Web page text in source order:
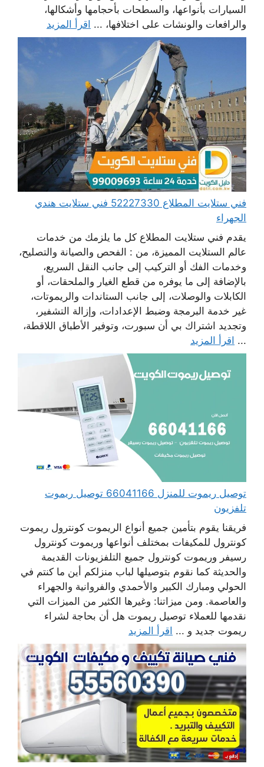
السيارات بأنواعها، والسطحات بأحجامها وأشكالها،
والرافعات والونشات على اختلافها، ... اقرأ المزيد
فني ستلايت المطلاع 52227330 فني ستلايت هندي
الجهراء
يقدم فني ستلايت المطلاع كل ما يلزمك من خدمات
عالم الستلايت المميزة، من : الفحص والصيانة والتصليح،
وخدمات الفك أو التركيب إلى جانب النقل السريع،
بالإضافة إلى ما يوفره من قطع الغيار والملحقات، أو
الكابلات والوصلات، إلى جانب الستاندات والريموتات،
غير خدمة البرمجة وضبط الإعدادات، وإزالة التشفير،
وتجديد اشتراك بي أن سبورت، وتوفير الأطباق اللاقطة،
... اقرأ المزيد
توصيل ريموت للمنزل 66041166 توصيل ريموت
تلفزيون
فريقنا يقوم بتأمين جميع أنواع الريموت كونترول ريموت
كونترول للمكيفات بمختلف أنواعها وريموت كونترول
رسيفر وريموت كونترول جميع التلفزيونات القديمة
والحديثة كما نقوم بتوصيلها لباب منزلكم أين ما كنتم في
الحولي ومبارك الكبير والأحمدي والفروانية والجهراء
والعاصمة. ومن ميزاتنا: وغيرها الكثير من الميزات التي
نقدمها للعملاء توصيل ريموت هل أن بحاجة لشراء
ريموت جديد و ... اقرأ المزيد